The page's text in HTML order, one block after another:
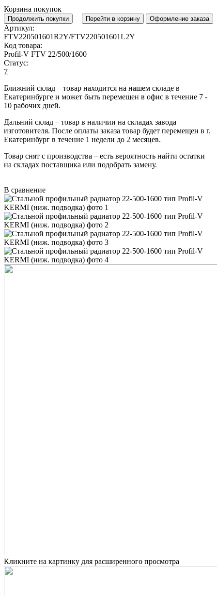
Корзина покупок
Продолжить покупки Перейти в корзину Оформление заказа
Артикул:
FTV220501601R2Y/FTV220501601L2Y
Код товара:
Profil-V FTV 22/500/1600
Статус:
7
Ближний склад – товар находится на нашем складе в
Екатеринбурге и может быть перемещен в офис в течение 7 -
10 рабочих дней.
Дальний склад – товар в наличии на складах завода
изготовителя. После оплаты заказа товар будет перемещен в г.
Екатеринбург в течение 1 недели до 2 месяцев.
Товар снят с производства – есть вероятность найти остатки
на складах поставщика или подобрать замену.
В сравнение
Кликните на картинку для расширенного просмотра